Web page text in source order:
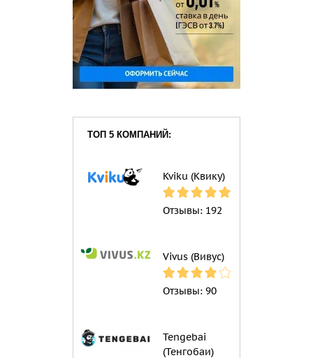
ТОП 5 КОМПАНИЙ:
Kviku (Квику)
Отзывы: 192
Vivus (Вивус)
Отзывы: 90
Tengebai
(Тенгобаи)